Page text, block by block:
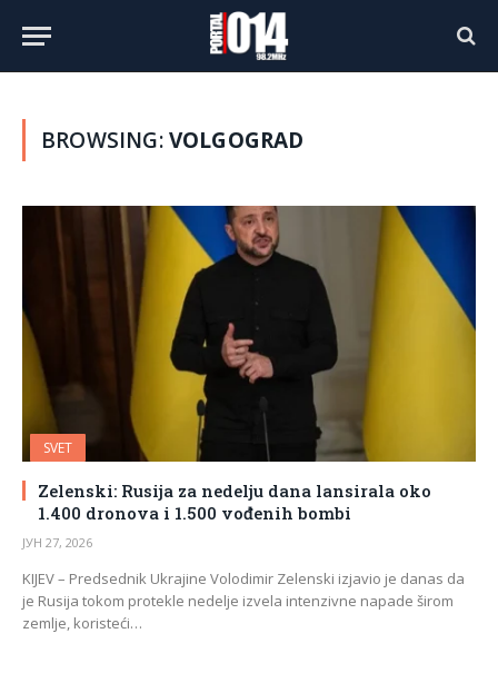
BROWSING:VOLGOGRAD
SVET
Zelenski: Rusija za nedelju dana lansirala oko
1.400 dronova i 1.500 vođenih bombi
ЈУН 27, 2026
KIJEV – Predsednik Ukrajine Volodimir Zelenski izjavio je danas da
je Rusija tokom protekle nedelje izvela intenzivne napade širom
zemlje, koristeći…